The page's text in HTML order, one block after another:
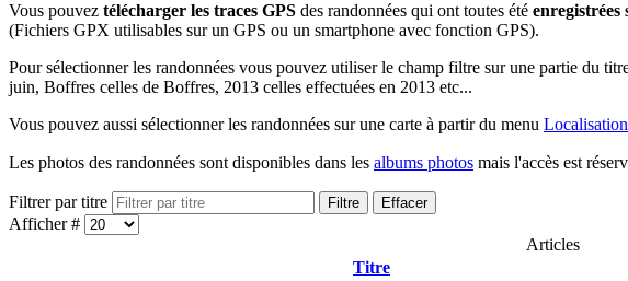
Vous pouvez télécharger les traces GPS des randonnées qui ont toutes été
(Fichiers GPX utilisables sur un GPS ou un smartphone avec fonction GPS).
Pour sélectionner les randonnées vous pouvez utiliser le champ filtre sur une partie du
juin, Boffres celles de Boffres, 2013 celles effectuées en 2013 etc...
Vous pouvez aussi sélectionner les randonnées sur une carte à partir du menu Localisation
Les photos des randonnées sont disponibles dans les albums photos mais l'accès est
Filtrer par titre Filtre Effacer
Afficher #
Articles
Titre